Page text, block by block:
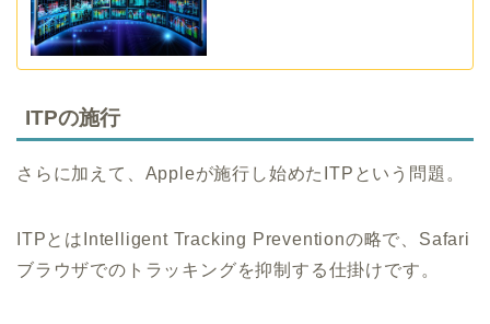
ITPの施行
さらに加えて、Appleが施行し始めたITPという問題。
ITPとはIntelligent Tracking Preventionの略で、Safari
ブラウザでのトラッキングを抑制する仕掛けです。